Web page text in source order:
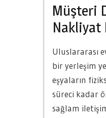
Müşteri
Nakliyat
Uluslararası
bir yerleşim
eşyaların
süreci kadar
sağlam